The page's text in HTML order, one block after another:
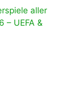
aller
– UEFA &